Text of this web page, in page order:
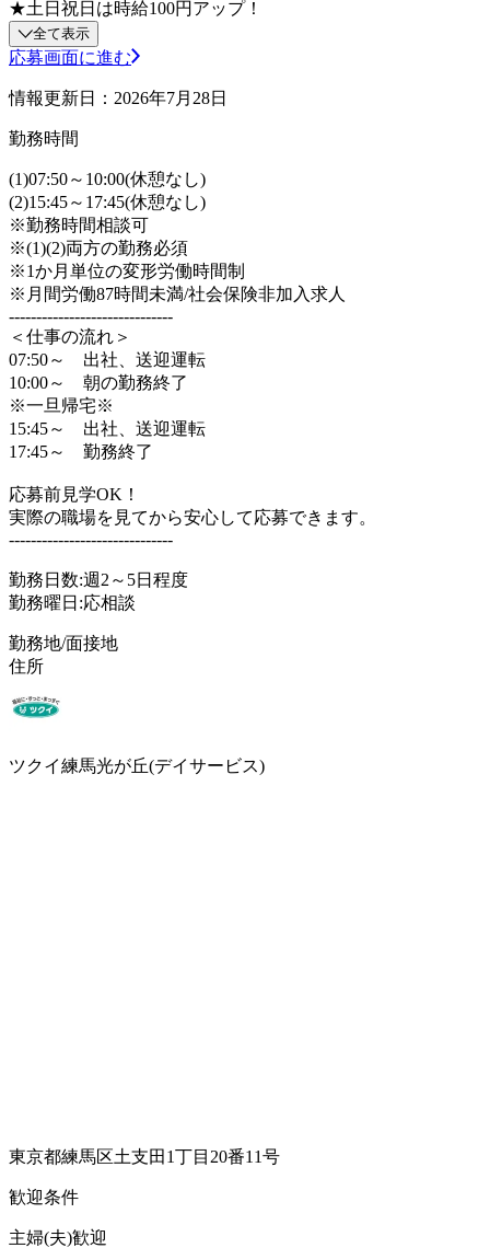
★土日祝日は時給100円アップ！
全て表示
応募画面に進む
情報更新日：2026年7月28日
勤務時間
(1)07:50～10:00(休憩なし)
(2)15:45～17:45(休憩なし)
※勤務時間相談可
※(1)(2)両方の勤務必須
※1か月単位の変形労働時間制
※月間労働87時間未満/社会保険非加入求人
------------------------------
＜仕事の流れ＞
07:50～ 出社、送迎運転
10:00～ 朝の勤務終了
※一旦帰宅※
15:45～ 出社、送迎運転
17:45～ 勤務終了
応募前見学OK！
実際の職場を見てから安心して応募できます。
------------------------------
勤務日数:週2～5日程度
勤務曜日:応相談
勤務地/面接地
住所
ツクイ練馬光が丘(デイサービス)
東京都練馬区土支田1丁目20番11号
歓迎条件
主婦(夫)歓迎